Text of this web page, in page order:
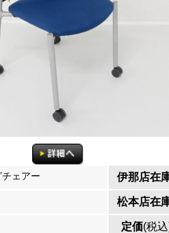
チェアー 伊那店在
松本店在
定価(税